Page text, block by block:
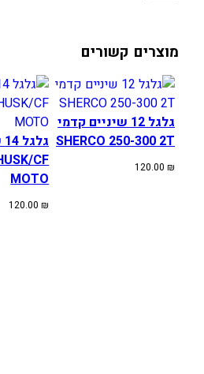
מוצרים קשורים
גלגל 12 שיניים קדמי
SHERCO 250-300 2T
120.00 ₪
CF
MOTO
120.00₪